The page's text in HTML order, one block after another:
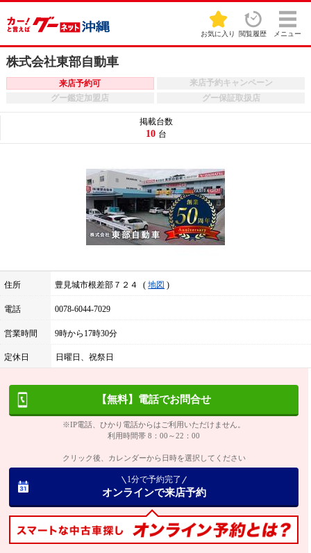
お気に入り 閲覧履歴 メニュー
株式会社東部自動車
来店予約可
来店予約キャンペーン
グー鑑定加盟店
グー保証取扱店
住所 豊見城市根差部７２４ 地図
電話 0078-6044-7029
営業時間 9時から17時30分
定休日 日曜日、祝祭日
掲載台数
10 台
【無料】電話でお問合せ
※IP電話、ひかり電話からはご利用いただけません。
利用時間帯 8：00～22：00
クリック後、カレンダーから日時を選択してください
1分で予約完了
オンラインで来店予約